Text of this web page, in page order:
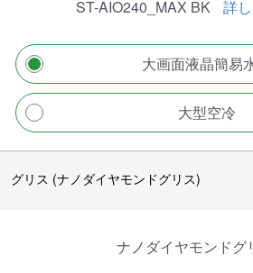
ST-AIO240_MAX BK 詳
大画面液晶簡易
大型空冷
グリス (ナノダイヤモンドグリス)
ナノダイヤモンドグ